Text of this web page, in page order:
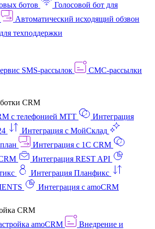
ботов
Голосовой бот для
Автоматический исходящий обзвон
техподдержки
SMS-рассылок
СМС-рассылки
CRM
с телефонией МТТ
Интеграция
Интеграция с МойСклад
Интеграция с 1C CRM
Интеграция REST API
Интеграция Планфикс
Интеграция с amoCRM
CRM
amoCRM
Внедрение и